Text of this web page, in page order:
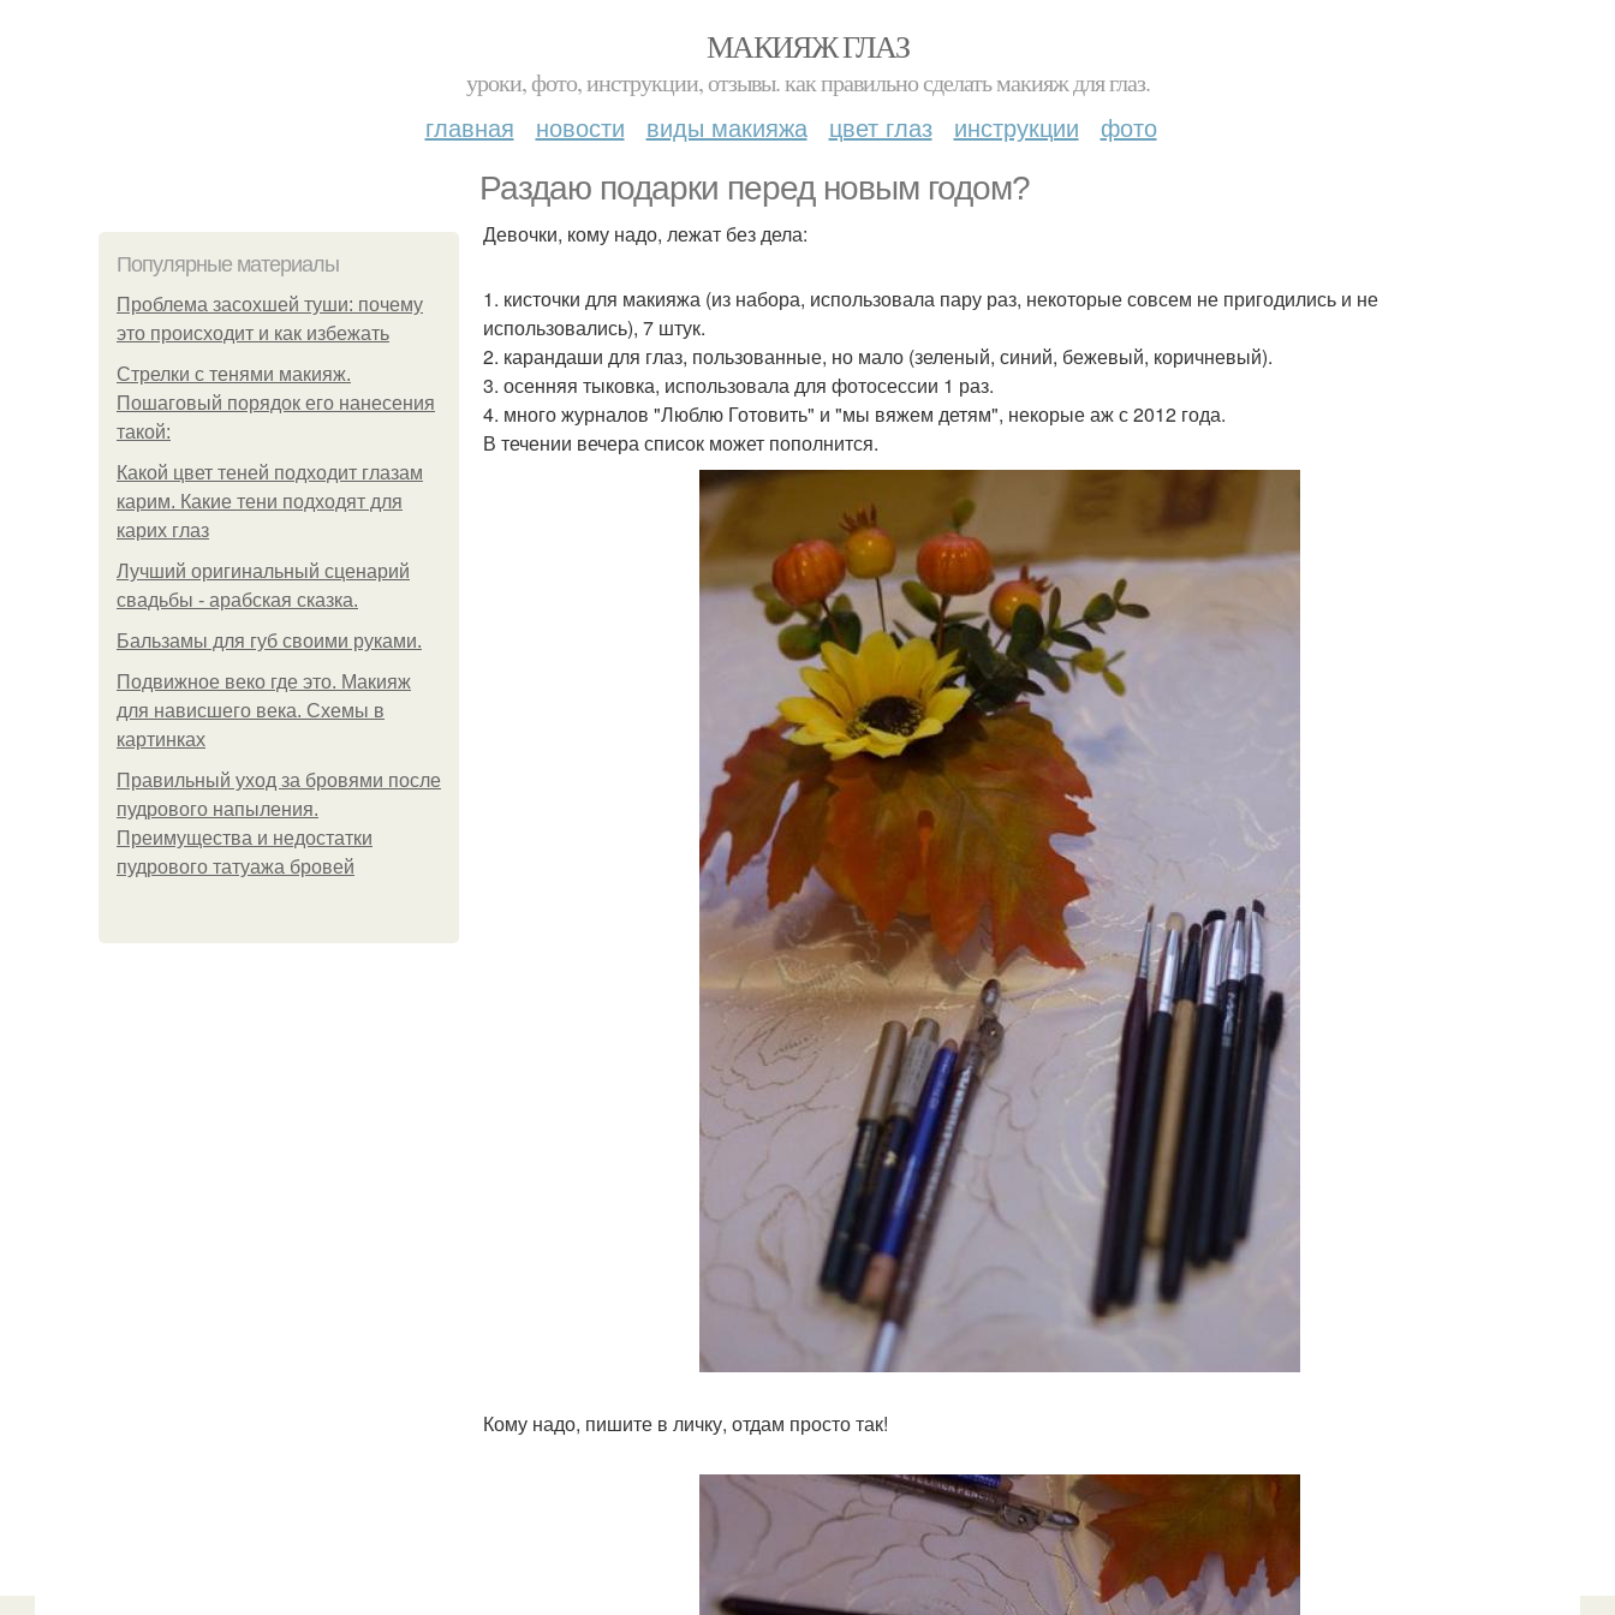
МАКИЯЖ ГЛАЗ
уроки, фото, инструкции, отзывы. как правильно сделать макияж для глаз.
главная новости виды макияжа цвет глаз инструкции фото
Раздаю подарки перед новым годом?
Популярные материалы
Проблема засохшей туши: почему
это происходит и как избежать
Стрелки с тенями макияж.
Пошаговый порядок его нанесения
такой:
Какой цвет теней подходит глазам
карим. Какие тени подходят для
карих глаз
Лучший оригинальный сценарий
свадьбы - арабская сказка.
Бальзамы для губ своими руками.
Подвижное веко где это. Макияж
для нависшего века. Схемы в
картинках
Правильный уход за бровями после
пудрового напыления.
Преимущества и недостатки
пудрового татуажа бровей
Девочки, кому надо, лежат без дела:
1. кисточки для макияжа (из набора, использовала пару раз, некоторые совсем не пригодились и не
использовались), 7 штук.
2. карандаши для глаз, пользованные, но мало (зеленый, синий, бежевый, коричневый).
3. осенняя тыковка, использовала для фотосессии 1 раз.
4. много журналов "Люблю Готовить" и "мы вяжем детям", некорые аж с 2012 года.
В течении вечера список может пополнится.
Кому надо, пишите в личку, отдам просто так!